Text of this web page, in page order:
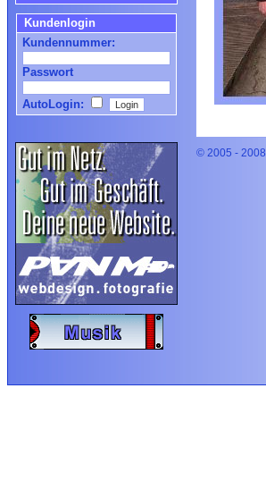
Kundenlogin
Kundennummer:
Passwort
AutoLogin:
© 2005 - 2008